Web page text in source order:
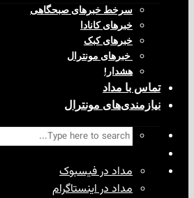
سرخط خبرهای صبحگاهی
خبرهای کانادا
خبرهای کبک
‌ خبرهای مونترال
هشدار!
تماس با مداد
نیازمندی‌های مونترال
مداد در فیسبوک
مداد در اینستاگرام